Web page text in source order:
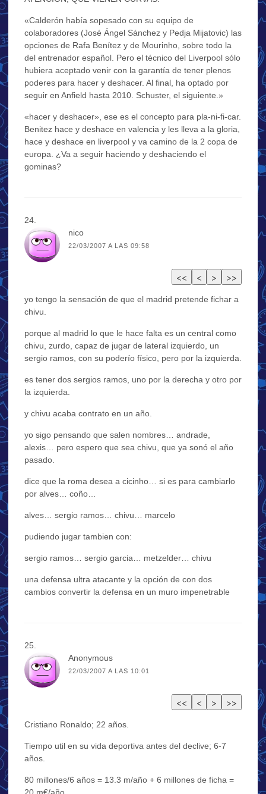
«Calderón había sopesado con su equipo de
colaboradores (José Ángel Sánchez y Pedja Mijatovic) las
opciones de Rafa Benítez y de Mourinho, sobre todo la
del entrenador español. Pero el técnico del Liverpool sólo
hubiera aceptado venir con la garantía de tener plenos
poderes para hacer y deshacer. Al final, ha optado por
seguir en Anfield hasta 2010. Schuster, el siguiente.»
«hacer y deshacer», ese es el concepto para pla-ni-fi-car.
Benitez hace y deshace en valencia y les lleva a la gloria,
hace y deshace en liverpool y va camino de la 2 copa de
europa. ¿Va a seguir haciendo y deshaciendo el
gominas?
nico
22/03/2007 A LAS 09:58
yo tengo la sensación de que el madrid pretende fichar a
chivu.
porque al madrid lo que le hace falta es un central como
chivu, zurdo, capaz de jugar de lateral izquierdo, un
sergio ramos, con su poderío físico, pero por la izquierda.
es tener dos sergios ramos, uno por la derecha y otro por
la izquierda.
y chivu acaba contrato en un año.
yo sigo pensando que salen nombres… andrade,
alexis… pero espero que sea chivu, que ya sonó el año
pasado.
dice que la roma desea a cicinho… si es para cambiarlo
por alves… coño…
alves… sergio ramos… chivu… marcelo
pudiendo jugar tambien con:
sergio ramos… sergio garcia… metzelder… chivu
una defensa ultra atacante y la opción de con dos
cambios convertir la defensa en un muro impenetrable
Anonymous
22/03/2007 A LAS 10:01
Cristiano Ronaldo; 22 años.
Tiempo util en su vida deportiva antes del declive; 6-7
años.
80 millones/6 años = 13.3 m/año + 6 millones de ficha =